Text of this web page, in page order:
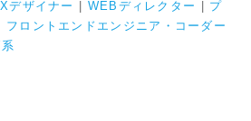
デザイナー
WEBディレクター
プ
フロントエンドエンジニア・コーダー